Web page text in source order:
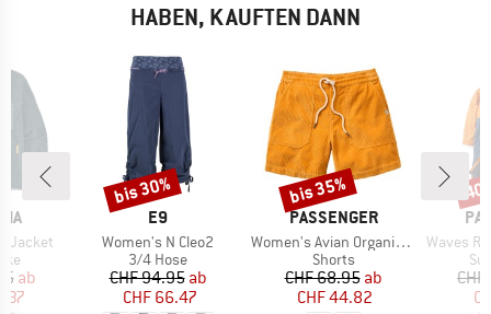
HABEN, KAUFTEN DANN
Jacket
Preis
ab
MARKE
E9
Artikel
Women's N Cleo2
Produktgruppe
3/4 Hose
Preis
CHF 94.95reduzierter Preis
ab
CHF 66.47
Rabatt
bis 30%
MARKE
PASSENGER
Artikel
Women's Avian Organic Cord Short 2.0
Produktgruppe
Shorts
Preis
CHF 68.95reduzierter Preis
ab
CHF 44.82
Rabatt
bis 35%
Artikel
Waves Recycled